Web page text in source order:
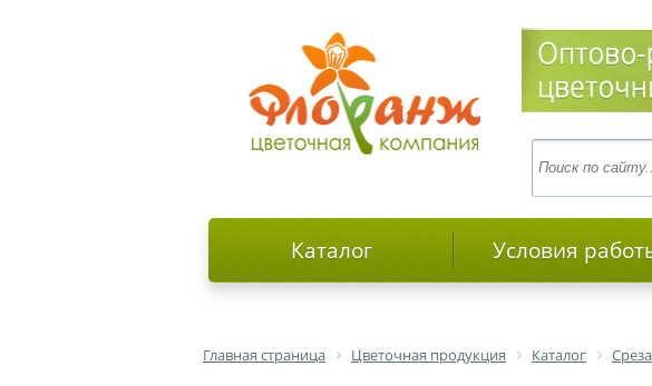
Каталог Условия
Главная страница Цветочная продукция Каталог